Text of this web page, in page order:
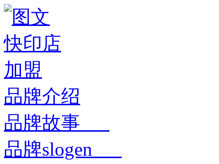
品牌介绍
品牌故事
品牌slogen